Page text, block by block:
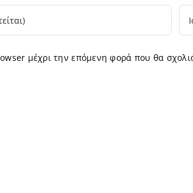
μέχρι την επόμενη φορά που θα